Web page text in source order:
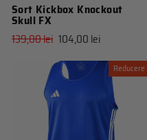
Sort Kickbox Knockout
Skull FX
Pret
139,00 lei Pret
vanzare
104,00 lei
Reducere